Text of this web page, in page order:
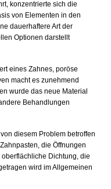
konzentrierte sich die
von Elementen in den
dauerhaftere Art der
Optionen darstellt
eines Zahnes, poröse
macht es zunehmend
wurde das neue Material
Behandlungen
diesem Problem betroffen
die Öffnungen
Dichtung, die
wird im Allgemeinen